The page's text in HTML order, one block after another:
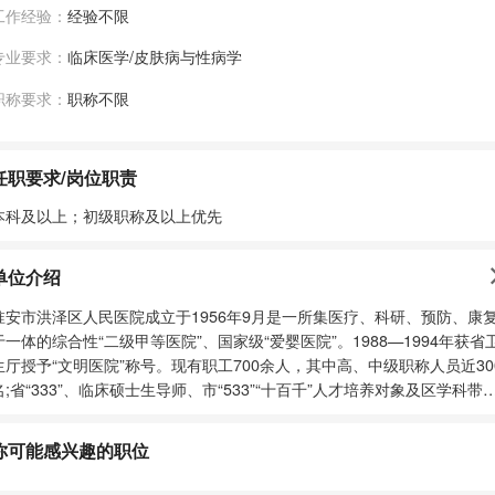
作经验： 经验不限
业要求： 临床医学/皮肤病与性病学
称要求： 职称不限
职要求/岗位职责
科及以上；初级职称及以上优先
位介绍
安市洪泽区人民医院成立于1956年9月是一所集医疗、科研、预防、康复
一体的综合性“二级甲等医院”、国家级“爱婴医院”。1988—1994年获省
厅授予“文明医院”称号。现有职工700余人，其中高、中级职称人员近
;省“333”、临床硕士生导师、市“533”“十百千”人才培养对象及区学科带
年11月与国家级文明单位淮安市第一人民医院组建紧密型医疗联合
文明建设指导委员会授予“省级文明单位”。 Ø
可能感兴趣的职位